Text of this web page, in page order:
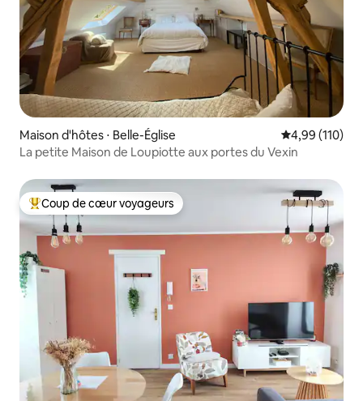
Maison d'hôtes ⋅ Belle-Église Évaluation
4,99 (110)
La petite Maison de Loupiotte aux portes du Vexin
Coups de cœur voyageurs les plus appréciés
Coup de cœur voyageurs